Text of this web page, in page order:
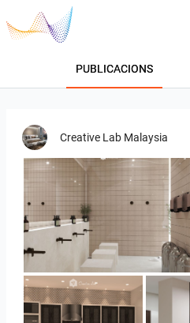
PUBLICACIONS
Creative Lab Malaysia
FILZA_ABLUTIONAREA